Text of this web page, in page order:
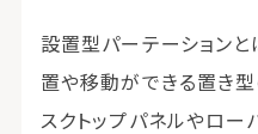
設置型パーテーション
置や移動ができる置き
スクトップパネルやロー